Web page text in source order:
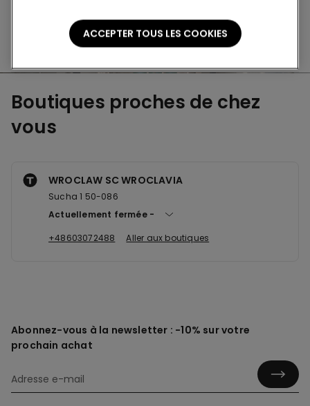
Changer l'articleen magasin
Boutiques proches de chez
vous
WROCLAW SC WROCLAVIA
Sucha 1 50-086
Actuellement fermée
+48603072488
Aller aux boutiques
Abonnez-vous à la newsletter : -10% sur votre
prochain achat
ACCEPTER TOUS LES COOKIES